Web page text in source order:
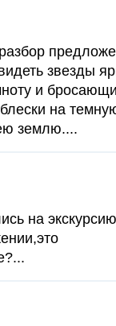
звезды
и
на
землю....
на